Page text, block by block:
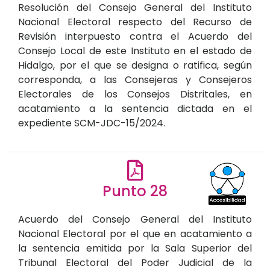
Resolución del Consejo General del Instituto
Nacional Electoral respecto del Recurso de
Revisión interpuesto contra el Acuerdo del
Consejo Local de este Instituto en el estado de
Hidalgo, por el que se designa o ratifica, según
corresponda, a las Consejeras y Consejeros
Electorales de los Consejos Distritales, en
acatamiento a la sentencia dictada en el
expediente SCM-JDC-15/2024.
Punto 28
Acuerdo del Consejo General del Instituto
Nacional Electoral por el que en acatamiento a
la sentencia emitida por la Sala Superior del
Tribunal Electoral del Poder Judicial de la